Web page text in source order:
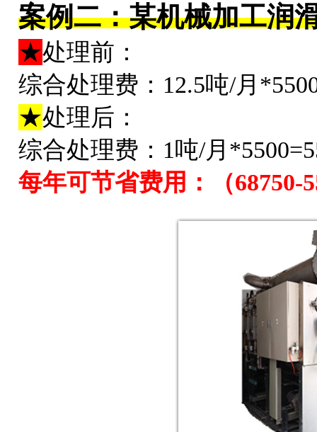
案例二：某机械加工润
★处理前：
综合处理费：12.5吨/月
★处理后：
综合处理费：1吨/月
每年可节省费用：（68750-